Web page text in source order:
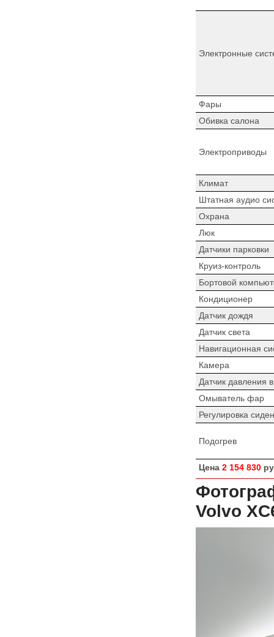
Электронные
Фары
Обивка салона
Электроприводы
Климат
Штатная аудио
Охрана
Люк
Датчики парковки
Круиз-контроль
Бортовой
Кондиционер
Датчик дождя
Датчик света
Навигационная
Камера
Датчик давления
Омыватель фар
Регулировка
Подогрев
Цена 2 154 830
Volvo